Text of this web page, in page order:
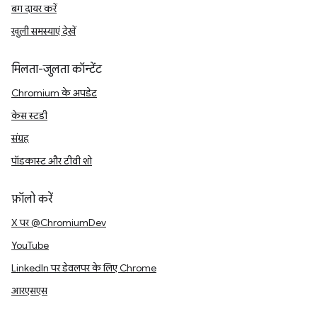
बग दायर करें
खुली समस्याएं देखें
मिलता-जुलता कॉन्टेंट
Chromium के अपडेट
केस स्टडी
संग्रह
पॉडकास्ट और टीवी शो
फ़ॉलो करें
X पर @ChromiumDev
YouTube
LinkedIn पर डेवलपर के लिए Chrome
आरएसएस